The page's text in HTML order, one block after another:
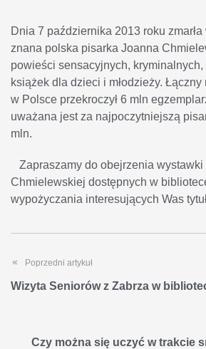
Dnia 7 października 2013 roku
znana polska pisarka Joanna
powieści sensacyjnych,
książek dla dzieci i młodzieży. Łączny
w Polsce przekroczył 6 mln
uważana jest za najpoczytniejszą
mln.
Zapraszamy do obejrzenia wystawki
Chmielewskiej dostępnych w
wypożyczania interesujących Was
Poprzedni artykuł
Wizyta Seniorów z Zabrza w
Czy można się uczyć w trakcie